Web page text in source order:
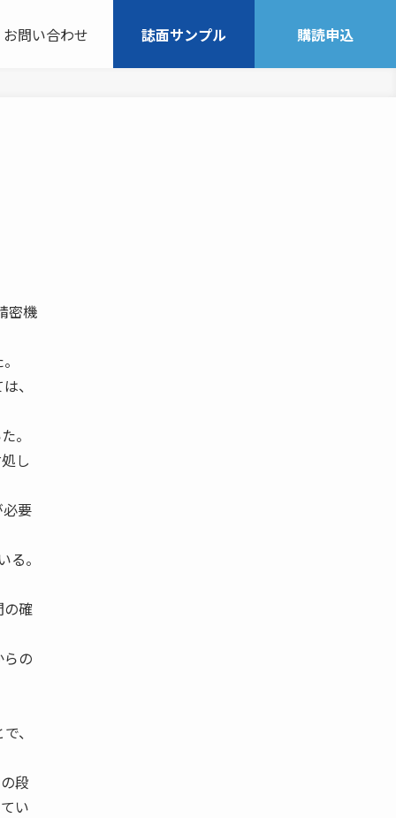
お問い合わせ 誌面サンプル 購読申込
密機
、
。
し
要
。
の確
の
、
段
い